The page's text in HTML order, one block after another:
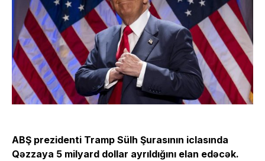
ABŞ prezidenti Tramp Sülh Şurasının iclasında
Qəzzaya 5 milyard dollar ayrıldığını elan edəcək.